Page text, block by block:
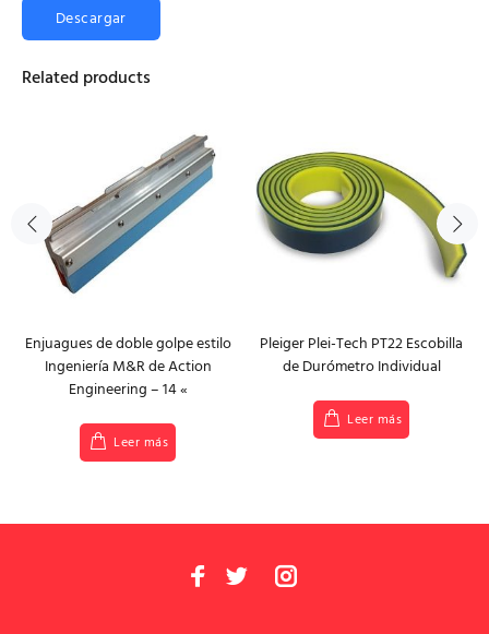
Descargar
Related products
Enjuagues de doble golpe estilo
Ingeniería M&R de Action
Engineering – 14 «
Leer más
Pleiger Plei-Tech PT22 Escobilla
de Durómetro Individual
Leer más